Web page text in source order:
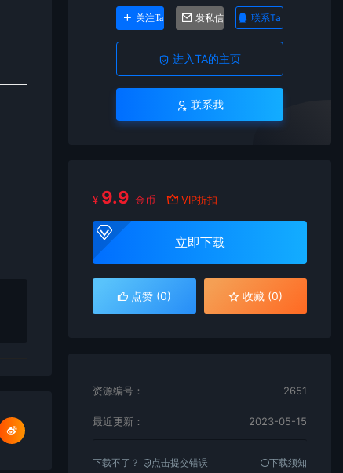
关注Ta 发私信 联系Ta
进入TA的主页
联系我
¥ 9.9 金币 VIP折扣
立即下载
点赞 (0) 收藏 (0)
资源编号： 2651
最近更新： 2023-05-15
下载不了？ 点击提交错误 下载须知